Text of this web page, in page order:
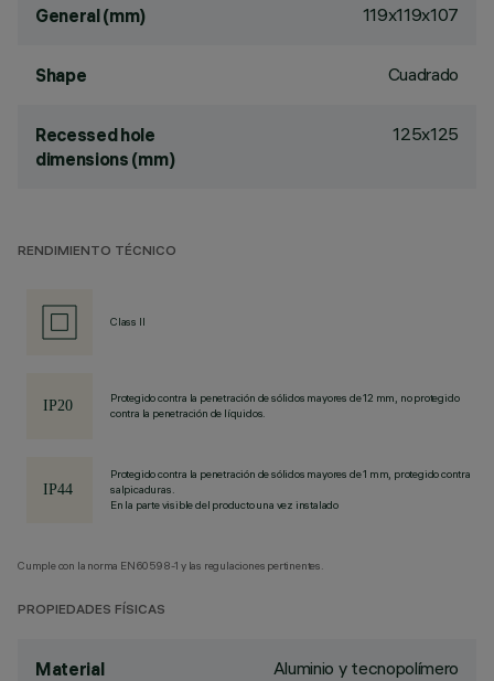
General (mm) 119x119x107
Shape Cuadrado
Recessed hole
dimensions (mm)
125x125
RENDIMIENTO TÉCNICO
Class II
Protegido contra la penetración de sólidos mayores de 12 mm, no protegido
contra la penetración de líquidos.
Protegido contra la penetración de sólidos mayores de 1 mm, protegido contra
salpicaduras.
En la parte visible del producto una vez instalado
Cumple con la norma EN60598-1 y las regulaciones pertinentes.
PROPIEDADES FÍSICAS
Material Aluminio y tecnopolímero